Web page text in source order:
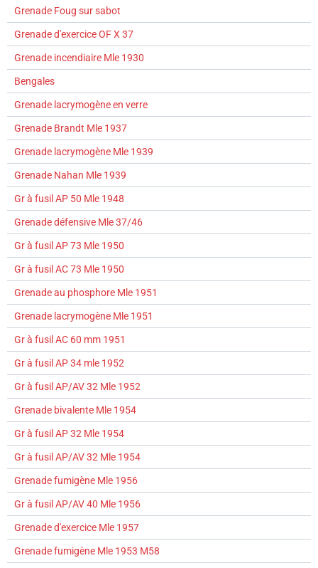
Grenade Foug sur sabot
Grenade d'exercice OF X 37
Grenade incendiaire Mle 1930
Bengales
Grenade lacrymogène en verre
Grenade Brandt Mle 1937
Grenade lacrymogène Mle 1939
Grenade Nahan Mle 1939
Gr à fusil AP 50 Mle 1948
Grenade défensive Mle 37/46
Gr à fusil AP 73 Mle 1950
Gr à fusil AC 73 Mle 1950
Grenade au phosphore Mle 1951
Grenade lacrymogène Mle 1951
Gr à fusil AC 60 mm 1951
Gr à fusil AP 34 mle 1952
Gr à fusil AP/AV 32 Mle 1952
Grenade bivalente Mle 1954
Gr à fusil AP 32 Mle 1954
Gr à fusil AP/AV 32 Mle 1954
Grenade fumigène Mle 1956
Gr à fusil AP/AV 40 Mle 1956
Grenade d'exercice Mle 1957
Grenade fumigène Mle 1953 M58